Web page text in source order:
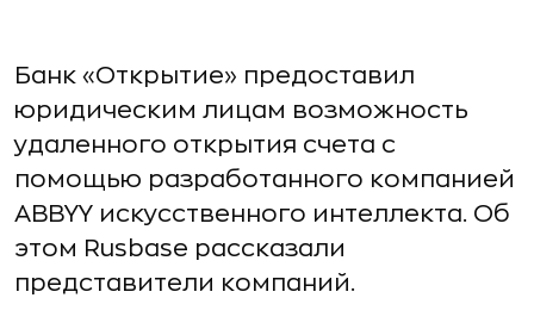
Банк «Открытие» предоставил
юридическим лицам возможность
удаленного открытия счета с
помощью разработанного компанией
ABBYY искусственного интеллекта. Об
этом Rusbase рассказали
представители компаний.